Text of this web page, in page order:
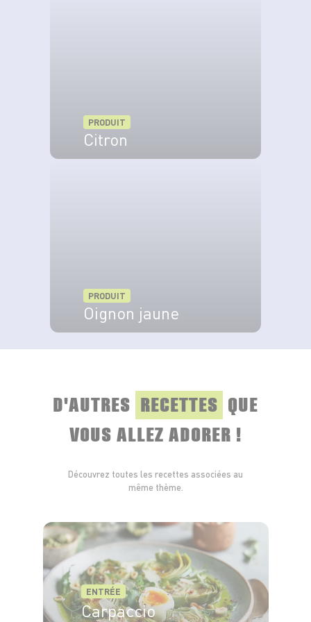
PRODUIT
Citron
PRODUIT
Oignon jaune
D'AUTRES RECETTES QUE
VOUS ALLEZ ADORER !
Découvrez toutes les recettes associées au
même thème.
ENTRÉE
Carpaccio